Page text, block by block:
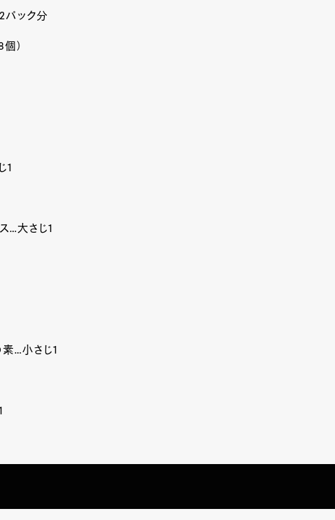
ック分
個）
1
…大さじ1
…小さじ1